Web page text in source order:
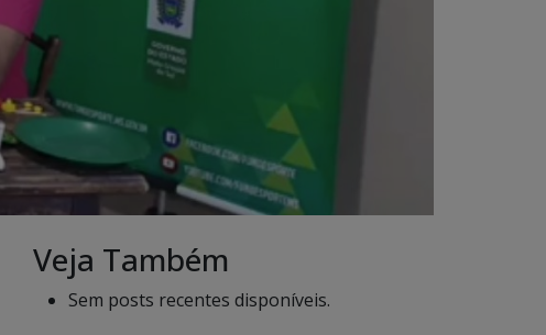
Veja Também
Sem posts recentes disponíveis.